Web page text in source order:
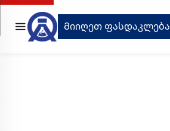
Მიიღეთ ფასდაკლება